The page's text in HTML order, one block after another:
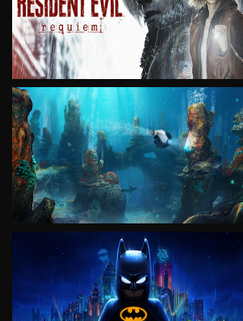
VIEW
VIEW
VIEW